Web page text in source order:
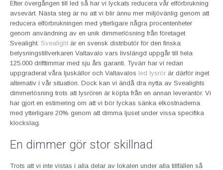
Efter övergången till led så har vi lyckats reducera vår elförbrukning
avsevärt. Nästa steg är nu att vi blir ännu mer miljövänlig genom att
reducera elförbrukningen med ytterligare några procentenheter
genom användning av en unik dimmerlösning från företaget
Svealight. Svealightär en svensk distributör för den finska
belysningstillverkaren Valtavalo vars livslängd uppgår till hela
125.000 drifttimmar med sju års garanti. Tyvärr har vi redan
uppgraderat våra ljuskällor och Valtavalos led lysrör är därför inget
alternativ i vår situation. Dock kan vi ändå dra nytta av Svealights
dimmerlösning trots att lysrören är köpta från en annan leverantör. Vi
har gjort en estimering om att vi bör lyckas sänka elkostnaderna
med ytterligare 20% genom att dimma ljuset under vissa specifika
klockslag.
En dimmer gör stor skillnad
Trots att vi inte vistas i alla delar av lokalen under alla tillfällen så